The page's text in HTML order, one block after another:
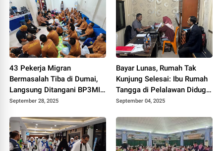
43 Pekerja Migran
Bermasalah Tiba di Dumai,
Langsung Ditangani BP3MI
Riau
September 28, 2025
Bayar Lunas, Rumah Tak
Kunjung Selesai: Ibu Rumah
Tangga di Pelalawan Diduga
Jadi Korban Penipuan
September 04, 2025